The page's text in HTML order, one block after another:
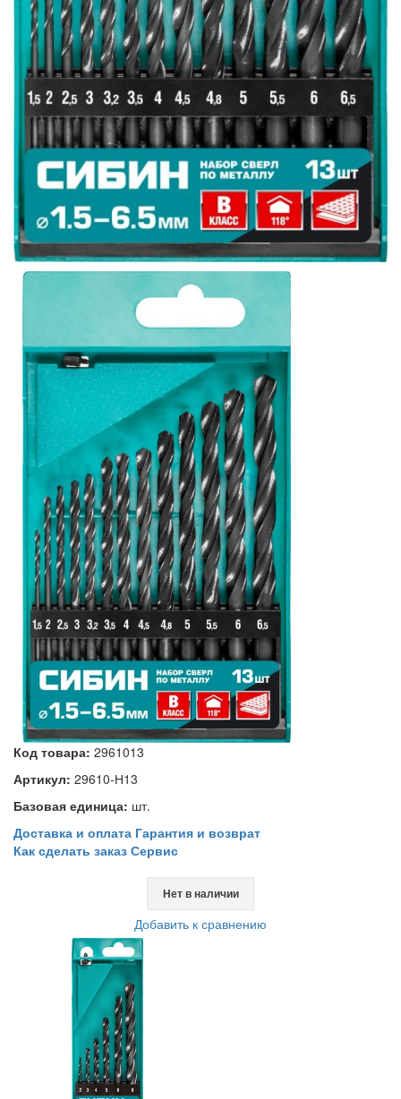
Код товара: 2961013
Артикул: 29610-Н13
Базовая единица: шт.
Доставка и оплата Гарантия и возврат
Как сделать заказ Сервис
Нет в наличии
Добавить к сравнению